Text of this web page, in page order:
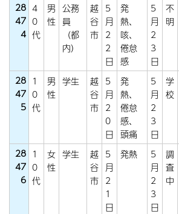
28
47
4
4
0
代
男
性
公務
員
（都
内）
越
谷
市
5
月
2
2
日
発
熱、
咳、
倦怠
感
5
月
2
3
日
不
明
28
47
5
1
0
代
男
性
学生
越
谷
市
5
月
2
0
日
発
熱、
倦怠
感、
頭痛
5
月
2
3
日
学
校
28
47
6
1
0
代
女
性
学生
越
谷
市
5
月
2
1
日
発熱
5
月
2
3
日
調
査
中